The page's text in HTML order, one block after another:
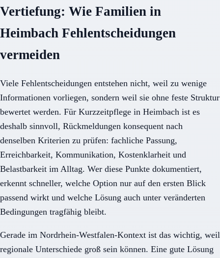
Vertiefung: Wie Familien in
Heimbach Fehlentscheidungen
vermeiden
Viele Fehlentscheidungen entstehen nicht, weil zu wenige
Informationen vorliegen, sondern weil sie ohne feste Struktur
bewertet werden. Für Kurzzeitpflege in Heimbach ist es
deshalb sinnvoll, Rückmeldungen konsequent nach
denselben Kriterien zu prüfen: fachliche Passung,
Erreichbarkeit, Kommunikation, Kostenklarheit und
Belastbarkeit im Alltag. Wer diese Punkte dokumentiert,
erkennt schneller, welche Option nur auf den ersten Blick
passend wirkt und welche Lösung auch unter veränderten
Bedingungen tragfähig bleibt.
Gerade im Nordrhein-Westfalen-Kontext ist das wichtig, weil
regionale Unterschiede groß sein können. Eine gute Lösung